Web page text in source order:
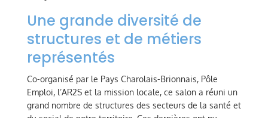
Une grande diversité de
structures et de métiers
représentés
Co-organisé par le Pays Charolais-Brionnais, Pôle
Emploi, l’AR2S et la mission locale, ce salon a réuni un
grand nombre de structures des secteurs de la santé et